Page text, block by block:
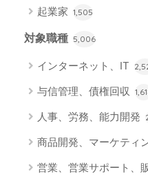
起業家 1,505
対象職種 5,006
インターネット、IT
与信管理、債権回収
人事、労務、能力開発
商品開発、マーケティ
営業、営業サポート、